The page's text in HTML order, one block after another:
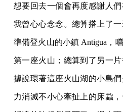
想要回去一個會再度感謝人
我曾心心念念。總算搭上了
準備登火山的小鎮 Antigua，
第一座火山；總算到了另一
據說環著這座火山湖的小島
力消滅不小心牽扯上的床蝨